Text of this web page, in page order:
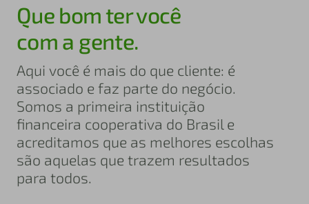
Que bom ter você
com a gente.
Aqui você é mais do que cliente: é
associado e faz parte do negócio.
Somos a primeira instituição
financeira cooperativa do Brasil e
acreditamos que as melhores escolhas
são aquelas que trazem resultados
para todos.